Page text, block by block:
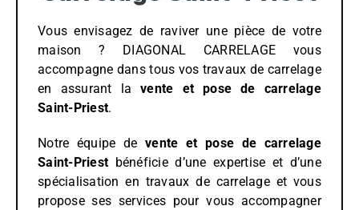
Vous envisagez de raviver une pièce de votre
maison ? DIAGONAL CARRELAGE vous
accompagne dans tous vos travaux de carrelage
en assurant lavente et pose de carrelage
Saint-Priest.
Notre équipe devente et pose de carrelage
Saint-Priest bénéficie d’une expertise et d’une
spécialisation en travaux de carrelage et vous
propose ses services pour vous accompagner